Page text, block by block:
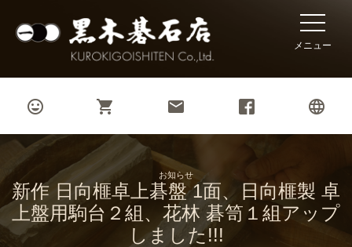
toggle
メニュー
   
お知らせ
新作 日向榧卓上碁盤 1面、日向榧製 卓
上盤用駒台２組、花林 碁笥１組アップ
しました!!!